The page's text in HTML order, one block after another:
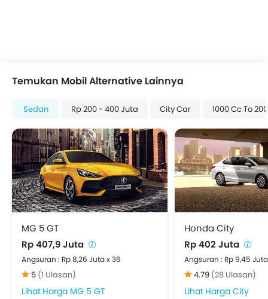
Temukan Mobil Alternative Lainnya
Sedan Rp 200 - 400 Juta City Car 1000 Cc To
MG 5 GT
Rp 407,9 Juta
Angsuran : Rp 8,26 Juta x 36
5 (1 Ulasan)
Harga MG 5 GT
Honda City
Rp 402 Juta
Angsuran : Rp 9,45
4.79 (28 Ulasan)
Harga City